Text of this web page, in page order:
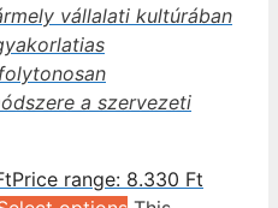
vállalati kultúrában
a szervezeti
Price range: 8.330 Ft